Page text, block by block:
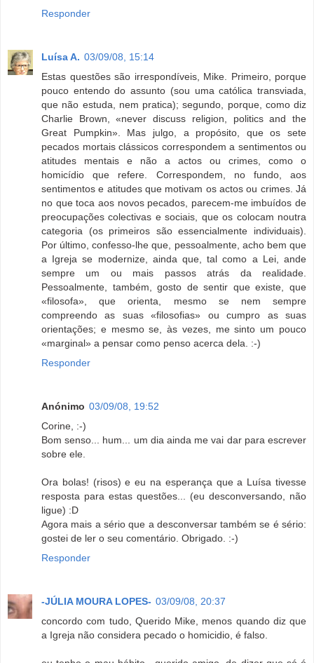
Responder
Luísa A. 03/09/08, 15:14
Estas questões são irrespondíveis, Mike. Primeiro, porque
pouco entendo do assunto (sou uma católica transviada,
que não estuda, nem pratica); segundo, porque, como diz
Charlie Brown, «never discuss religion, politics and the
Great Pumpkin». Mas julgo, a propósito, que os sete
pecados mortais clássicos correspondem a sentimentos ou
atitudes mentais e não a actos ou crimes, como o
homicídio que refere. Correspondem, no fundo, aos
sentimentos e atitudes que motivam os actos ou crimes. Já
no que toca aos novos pecados, parecem-me imbuídos de
preocupações colectivas e sociais, que os colocam noutra
categoria (os primeiros são essencialmente individuais).
Por último, confesso-lhe que, pessoalmente, acho bem que
a Igreja se modernize, ainda que, tal como a Lei, ande
sempre um ou mais passos atrás da realidade.
Pessoalmente, também, gosto de sentir que existe, que
«filosofa», que orienta, mesmo se nem sempre
compreendo as suas «filosofias» ou cumpro as suas
orientações; e mesmo se, às vezes, me sinto um pouco
«marginal» a pensar como penso acerca dela. :-)
Responder
Anónimo 03/09/08, 19:52
Corine, :-)
Bom senso... hum... um dia ainda me vai dar para escrever
sobre ele.
Ora bolas! (risos) e eu na esperança que a Luísa tivesse
resposta para estas questões... (eu desconversando, não
ligue) :D
Agora mais a sério que a desconversar também se é sério:
gostei de ler o seu comentário. Obrigado. :-)
Responder
-JÚLIA MOURA LOPES- 03/09/08, 20:37
concordo com tudo, Querido Mike, menos quando diz que
a Igreja não considera pecado o homicidio, é falso.